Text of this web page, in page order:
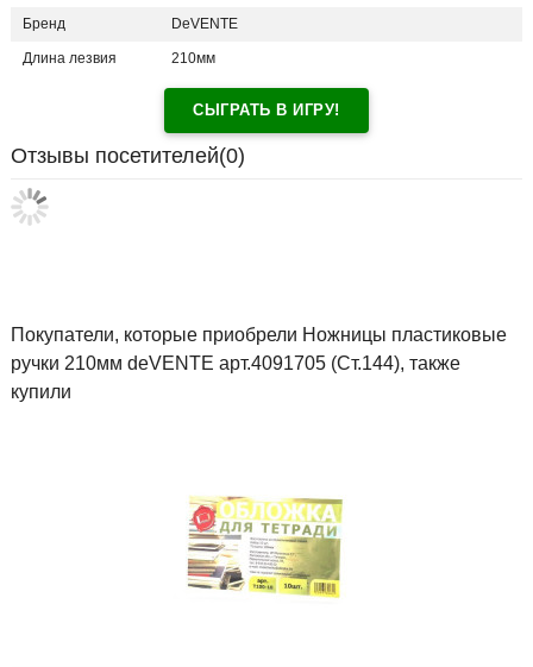
Бренд DeVENTE
Длина лезвия 210мм
СЫГРАТЬ В ИГРУ!
Отзывы посетителей(0)
Покупатели, которые приобрели Ножницы пластиковые
ручки 210мм deVENTE арт.4091705 (Ст.144), также
купили